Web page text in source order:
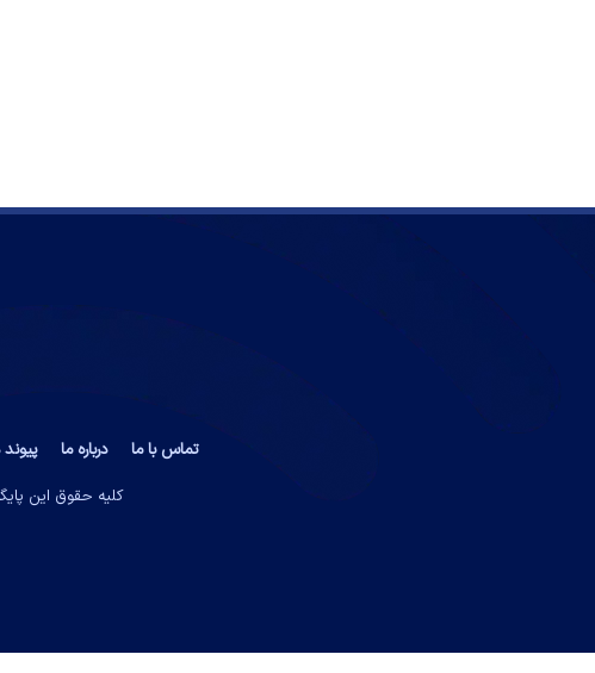
تماس با ما درباره ما
کلیه حقوق این